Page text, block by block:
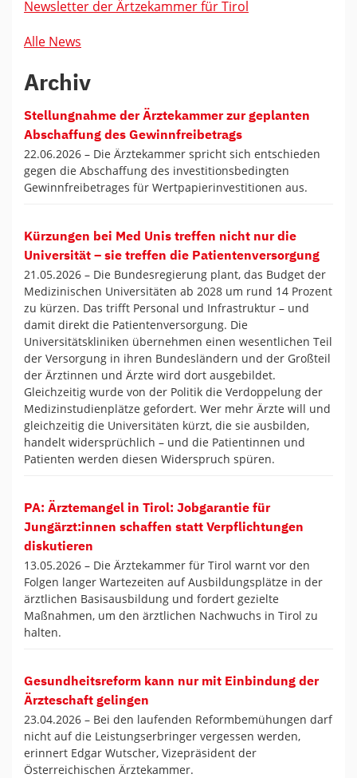
Newsletter der Ärtzekammer für Tirol
Alle News
Archiv
Stellungnahme der Ärztekammer zur geplanten
Abschaffung des Gewinnfreibetrags
22.06.2026 – Die Ärztekammer spricht sich entschieden
gegen die Abschaffung des investitionsbedingten
Gewinnfreibetrages für Wertpapierinvestitionen aus.
Kürzungen bei Med Unis treffen nicht nur die
Universität – sie treffen die Patientenversorgung
21.05.2026 – Die Bundesregierung plant, das Budget der
Medizinischen Universitäten ab 2028 um rund 14 Prozent
zu kürzen. Das trifft Personal und Infrastruktur – und
damit direkt die Patientenversorgung. Die
Universitätskliniken übernehmen einen wesentlichen Teil
der Versorgung in ihren Bundesländern und der Großteil
der Ärztinnen und Ärzte wird dort ausgebildet.
Gleichzeitig wurde von der Politik die Verdoppelung der
Medizinstudienplätze gefordert. Wer mehr Ärzte will und
gleichzeitig die Universitäten kürzt, die sie ausbilden,
handelt widersprüchlich – und die Patientinnen und
Patienten werden diesen Widerspruch spüren.
PA: Ärztemangel in Tirol: Jobgarantie für
Jungärzt:innen schaffen statt Verpflichtungen
diskutieren
13.05.2026 – Die Ärztekammer für Tirol warnt vor den
Folgen langer Wartezeiten auf Ausbildungsplätze in der
ärztlichen Basisausbildung und fordert gezielte
Maßnahmen, um den ärztlichen Nachwuchs in Tirol zu
halten.
Gesundheitsreform kann nur mit Einbindung der
Ärzteschaft gelingen
23.04.2026 – Bei den laufenden Reformbemühungen darf
nicht auf die Leistungserbringer vergessen werden,
erinnert Edgar Wutscher, Vizepräsident der
Österreichischen Ärztekammer.